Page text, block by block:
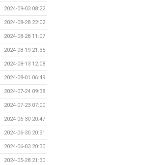
2024-09-03 08:22
2024-08-28 22:02
2024-08-28 11:07
2024-08-19 21:35
2024-08-13 12:08
2024-08-01 06:49
2024-07-24 09:38
2024-07-23 07:00
2024-06-30 20:47
2024-06-30 20:31
2024-06-03 20:30
2024-05-28 21:30